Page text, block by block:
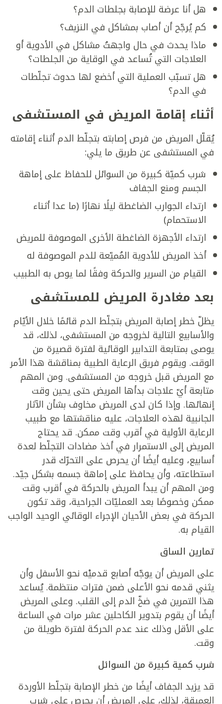
هل أنا عرضة للإصابة بجلطات الدم؟
كم يُرجّح أن أصاب بمشاكل في النزيف؟
ماذا يحدث في حال واجهتُ مشاكل في الأدوية أو
العلاجات التي تُساعد في الوقاية من الجلطات؟
هل تسبّب العملية التي أخضع لها حدوث تجلّطات
في الدم؟
أثناء إقامة المريض في المستشفى
يُقلّل المريض من فرص إصابته بتجلّط الدم أثناء إقامته
في المستشفى عن طريق ما يلي:
شرب كميّة كبيرة من السوائل للحفاظ على إماهة
الجسم ومنع الجفاف
ارتداء الجوارب الضاغطة ليلًا نهارًا (ما عدا أثناء
الاستحمام)
ارتداء الأجهزة الضاغطة الأخرى الموصوفة للمريض
أخذ المريض للأدوية المُميّعة للدم الموصوفة له
القيام من السرير والحركة وفقًا لما يوص به الطبيب
بعد مغادرة المريض للمستشفى
يظلّ خطر إصابة المريض بتجلّط الدم قائمًا خلال الأيّام
والأسابيع التالية لخروجه من المستشفى، لذلك، قد
يوصى بمتابعة التدابير الوقائية لفترة قصيرة من
الوقت. ويقوم فريق الرعاية الطبية بمناقشة هذا الأمر
مع المريض قبل خروجه من المستشفى. ومن المهم
متابعة أيّ علاجات بدأها المريض حتى يحين وقت
إنهائها. وإذا كان لدى المريض مخاوف بشأن الآثار
الجانبية لهذه العلاجات، عليه مناقشتها مع طبيب
الرعاية الأولية في أقرب وقت ممكن. قد يحتاج
المريض إلى الاستمرار في أخذ مضادات التجلّط لعدة
أسابيع، وعليه أيضًا أن يحرص على التحرّك قدر
استطاعته، وأن يحافظ على إماهة جسمه بشكل جيّد.
ومن المهم أن يبدأ المريض بالحركة في أقرب وقت
ممكن وخصوصًا بعد العمليّات الجراحية، وقد تكون
الحركة في بعض الأحيان الإجراء الوقائي الوحيد الواجب
القيام به.
تمارين الساق
على المريض أن يوجّه أصابع قدميْه نحو الأسفل وأن
يثني قدمه نحو الأعلى ضمن فترات منتظمة. يُساعد
هذا التمرين في ضخّ الدم إلى القلب. وعلى المريض
أيضًا أن يقوم بتدوير الكاحلين عشر مرات في الساعة
على الأقل وذلك عند عدم الحركة لفترة طويلة من
وقت.
شرب كمية كبيرة من السوائل
قد يزيد الجفاف أيضًا من خطر الإصابة بتجلّط الأوردة
العميقة، لذلك، على المريض أن يحرص على شرب